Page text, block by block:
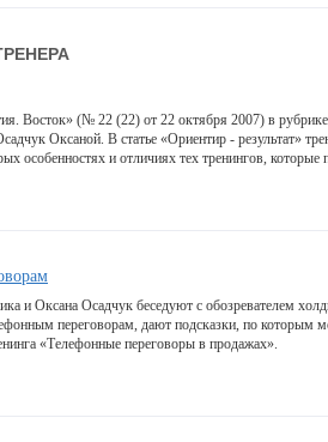
Восток» (№ 22 (22) от 22 октября 2007) в
Оксаной. В статье «Ориентир - результат»
особенностях и отличиях тех тренингов,
и Оксана Осадчук беседуют с обозревателем
переговорам, дают подсказки, по которым
«Телефонные переговоры в продажах».